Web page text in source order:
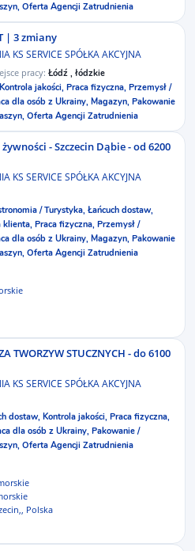
Oferta Agencji Zatrudnienia
| 3 zmiany
KS SERVICE SPÓŁKA AKCYJNA
pracy: Łódź , łódzkie
Kontrola jakości, Praca fizyczna, Przemysł /
dla osób z Ukrainy, Magazyn, Pakowanie
Oferta Agencji Zatrudnienia
- Szczecin Dąbie - od 6200
KS SERVICE SPÓŁKA AKCYJNA
/ Turystyka, Łańcuch dostaw,
klienta, Praca fizyczna, Przemysł /
dla osób z Ukrainy, Magazyn, Pakowanie
Oferta Agencji Zatrudnienia
TWORZYW STUCZNYCH - do 6100
KS SERVICE SPÓŁKA AKCYJNA
dostaw, Kontrola jakości, Praca fizyczna,
dla osób z Ukrainy, Pakowanie /
Oferta Agencji Zatrudnienia
Polska